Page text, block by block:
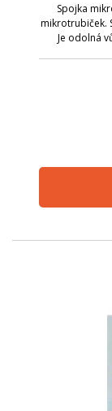
Spojka
mikrotrubiček.
Je odolná